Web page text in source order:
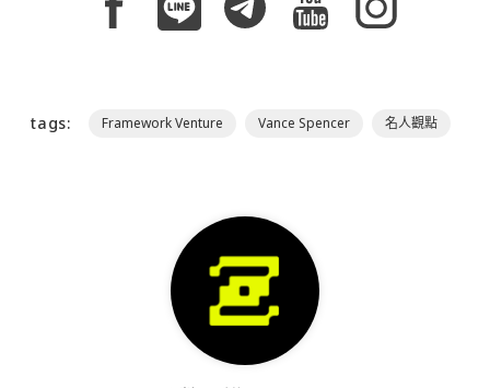
tags: Framework Venture Vance Spencer 名人觀點